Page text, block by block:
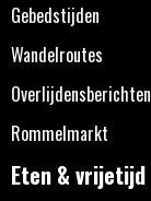
Gebedstijden
Wandelroutes
Overlijdensberichten
Rommelmarkt
Eten & vrijetijd